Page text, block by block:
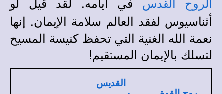
الروح القدس
أثناسيوس لفقد العالم سلامة الإيمان. إنها
نعمة الله الغنية التي تحفظ كنيسة المسيح
لتسلك بالإيمان المستقيم!
القديس